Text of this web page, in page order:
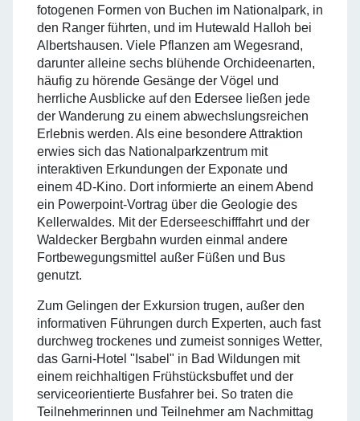
fotogenen Formen von Buchen im Nationalpark, in
den Ranger führten, und im Hutewald Halloh bei
Albertshausen. Viele Pflanzen am Wegesrand,
darunter alleine sechs blühende Orchideenarten,
häufig zu hörende Gesänge der Vögel und
herrliche Ausblicke auf den Edersee ließen jede
der Wanderung zu einem abwechslungsreichen
Erlebnis werden. Als eine besondere Attraktion
erwies sich das Nationalparkzentrum mit
interaktiven Erkundungen der Exponate und
einem 4D-Kino. Dort informierte an einem Abend
ein Powerpoint-Vortrag über die Geologie des
Kellerwaldes. Mit der Ederseeschifffahrt und der
Waldecker Bergbahn wurden einmal andere
Fortbewegungsmittel außer Füßen und Bus
genutzt.
Zum Gelingen der Exkursion trugen, außer den
informativen Führungen durch Experten, auch fast
durchweg trockenes und zumeist sonniges Wetter,
das Garni-Hotel "Isabel" in Bad Wildungen mit
einem reichhaltigen Frühstücksbuffet und der
serviceorientierte Busfahrer bei. So traten die
Teilnehmerinnen und Teilnehmer am Nachmittag